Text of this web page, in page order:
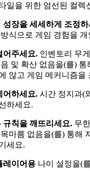
일을 위한 엄선된 컬렉
성장을 세세하게 조정
식으로 게임 경험을
어주세요. 인벤토리 무
및 확산 없음을(를) 통
않고 게임 메커니즘을
어하세요. 시간 정지과(
하세요.
규칙을 깨뜨리세요. 무
마름 없음을(를) 통해
세요.
레이어용 나이 설정을(